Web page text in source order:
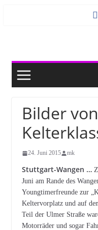
Bilder
24. Juni 2015 mk
Stuttgart-Wangen …
Juni am Rande des
Youngtimerfreunde zur
Keltervorplatz und auf
Teil der Ulmer Straße
Motorräder und sogar